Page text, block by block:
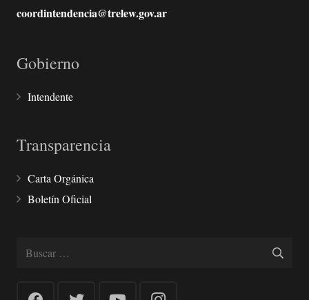
coordintendencia@trelew.gov.ar
Gobierno
Intendente
Transparencia
Carta Orgánica
Boletín Oficial
Buscar: